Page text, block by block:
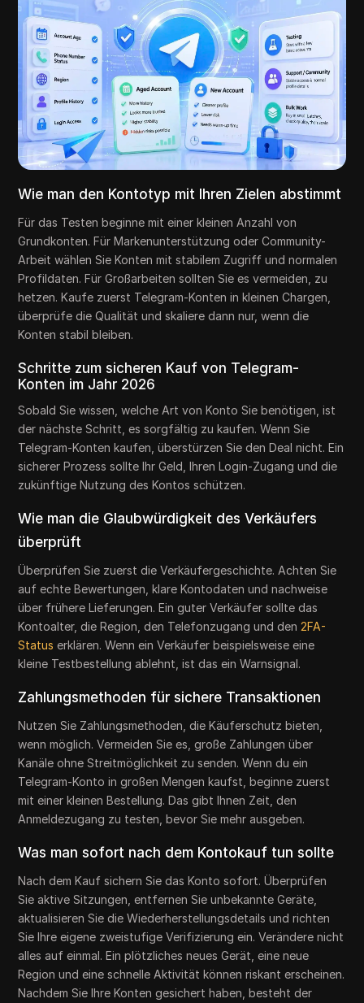
Wie man den Kontotyp mit Ihren Zielen abstimmt
Für das Testen beginne mit einer kleinen Anzahl von
Grundkonten. Für Markenunterstützung oder Community-
Arbeit wählen Sie Konten mit stabilem Zugriff und normalen
Profildaten. Für Großarbeiten sollten Sie es vermeiden, zu
hetzen. Kaufe zuerst Telegram-Konten in kleinen Chargen,
überprüfe die Qualität und skaliere dann nur, wenn die
Konten stabil bleiben.
Schritte zum sicheren Kauf von Telegram-
Konten im Jahr 2026
Sobald Sie wissen, welche Art von Konto Sie benötigen, ist
der nächste Schritt, es sorgfältig zu kaufen. Wenn Sie
Telegram-Konten kaufen, überstürzen Sie den Deal nicht. Ein
sicherer Prozess sollte Ihr Geld, Ihren Login-Zugang und die
zukünftige Nutzung des Kontos schützen.
Wie man die Glaubwürdigkeit des Verkäufers
überprüft
Überprüfen Sie zuerst die Verkäufergeschichte. Achten Sie
auf echte Bewertungen, klare Kontodaten und nachweise
über frühere Lieferungen. Ein guter Verkäufer sollte das
Kontoalter, die Region, den Telefonzugang und den2FA-
Status erklären. Wenn ein Verkäufer beispielsweise eine
kleine Testbestellung ablehnt, ist das ein Warnsignal.
Zahlungsmethoden für sichere Transaktionen
Nutzen Sie Zahlungsmethoden, die Käuferschutz bieten,
wenn möglich. Vermeiden Sie es, große Zahlungen über
Kanäle ohne Streitmöglichkeit zu senden. Wenn du ein
Telegram-Konto in großen Mengen kaufst, beginne zuerst
mit einer kleinen Bestellung. Das gibt Ihnen Zeit, den
Anmeldezugang zu testen, bevor Sie mehr ausgeben.
Was man sofort nach dem Kontokauf tun sollte
Nach dem Kauf sichern Sie das Konto sofort. Überprüfen
Sie aktive Sitzungen, entfernen Sie unbekannte Geräte,
aktualisieren Sie die Wiederherstellungsdetails und richten
Sie Ihre eigene zweistufige Verifizierung ein. Verändere nicht
alles auf einmal. Ein plötzliches neues Gerät, eine neue
Region und eine schnelle Aktivität können riskant erscheinen.
Nachdem Sie Ihre Konten gesichert haben, besteht der